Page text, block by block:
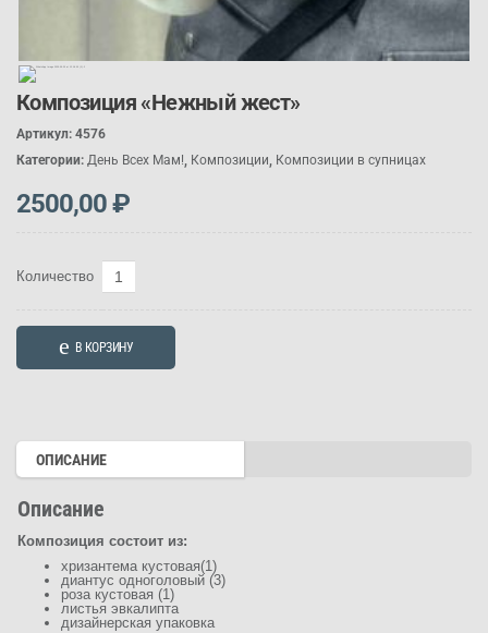
Композиция «Нежный жест»
Артикул: 4576
Категории: День Всех Мам!, Композиции, Композиции в супницах
2500,00₽
Количество
Количество
Композиция
В КОРЗИНУ
ОПИСАНИЕ
Описание
Композиция состоит из:
хризантема кустовая(1)
диантус одноголовый (3)
роза кустовая (1)
листья эвкалипта
дизайнерская упаковка